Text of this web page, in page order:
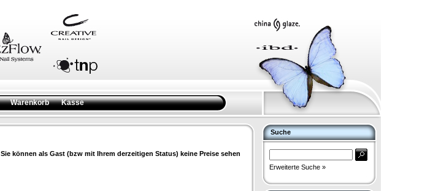
Warenkorb Kasse
Sie können als Gast (bzw mit Ihrem derzeitigen Status) keine Preise sehen
Suche
Erweiterte Suche »